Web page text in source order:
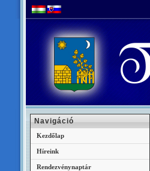
Navigáció
Kezdőlap
Híreink
Rendezvénynaptár